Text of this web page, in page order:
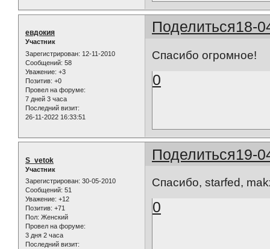
Поделиться18-
евдокия
Участник
Зарегистрирован: 12-11-2010
Сообщений: 58
Уважение: +3
Позитив: +0
Провел на форуме:
7 дней 3 часа
Последний визит:
26-11-2022 16:33:51
Спасибо огромное!
0
Поделиться19-
S_vetok
Участник
Зарегистрирован: 30-05-2010
Сообщений: 51
Уважение: +12
Позитив: +71
Пол: Женский
Провел на форуме:
3 дня 2 часа
Последний визит:
Спасибо, starfed,
0